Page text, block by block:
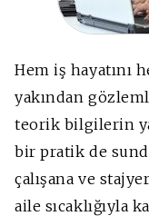
Hem iş hayatını
yakından
teorik bilgilerin
bir pratik de
çalışana ve
aile sıcaklığıyla